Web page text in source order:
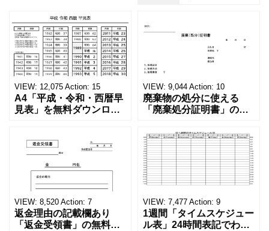
VIEW: 12,075 Action: 15
A4「平成・令和・西暦早
見表」を無料ダウンロー
る！印刷可能な一覧表！
印刷可能な平成・令和・
西暦早見表を無料ダウン
ロードでご利用いただけ
ます。 パソコンに保存し
ていただくか、A4サイズ
でコピーしてご
VIEW: 9,044 Action: 10
廃棄物の処分に使える
「廃棄処分証明書」の無
ーカーの代理店、回収業
者へおすすめ！(Excel・
Word・PDF)正しく廃棄
されたことを証明する書
類「廃棄処分証明書」の
店や家電メーカーの代理
店、回収
VIEW: 8,520 Action: 7
返金理由の記載欄あり
「返金受領書」の無料テ
VIEW: 7,477 Action: 9
1週間「タイムスケジュー
ル表」24時間表記でわか